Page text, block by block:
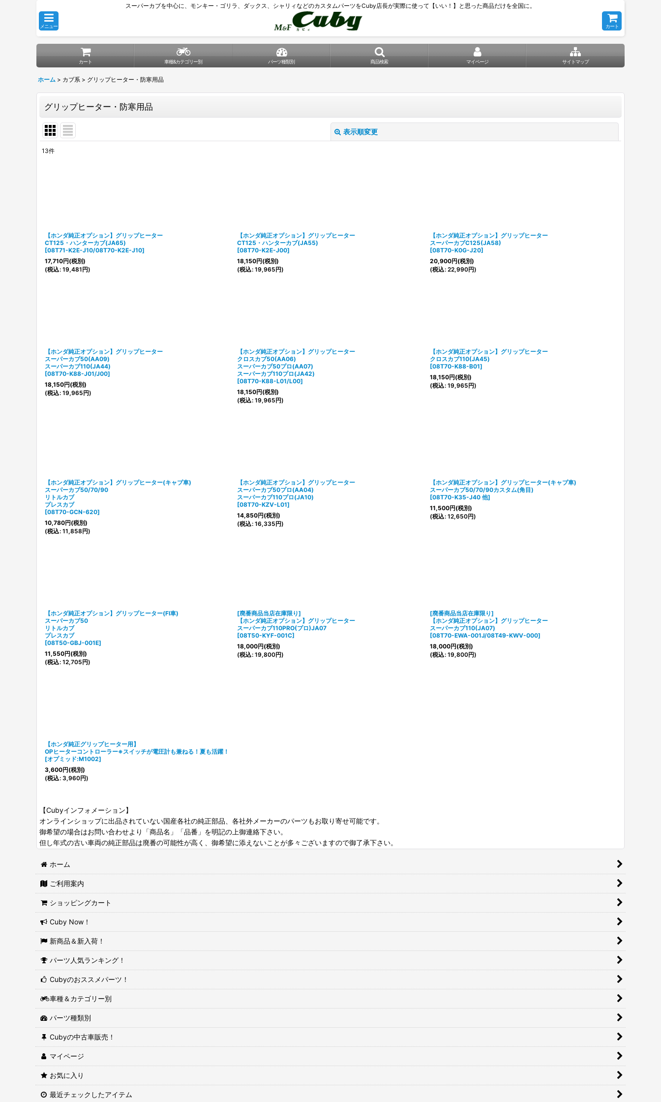
スーパーカブを中心に、モンキー・ゴリラ、ダックス、シャリィなどのカスタムパーツをCuby店長が実際に使って【いい！】と思った商品だけを全国に。
メニュー カート
カート 車種&カテゴリー別 パーツ種類別 商品検索 マイページ サイトマップ
ホーム > カブ系 > グリップヒーター・防寒用品
グリップヒーター・防寒用品
表示順変更
13件
【ホンダ純正オプション】グリップヒーター
CT125・ハンターカブ(JA65)
[08T71-K2E-J10/08T70-K2E-J10]
17,710円(税別)
(税込: 19,481円)
【ホンダ純正オプション】グリップヒーター
CT125・ハンターカブ(JA55)
[08T70-K2E-J00]
18,150円(税別)
(税込: 19,965円)
【ホンダ純正オプション】グリップヒーター
スーパーカブC125(JA58)
[08T70-K0G-J20]
20,900円(税別)
(税込: 22,990円)
【ホンダ純正オプション】グリップヒーター
スーパーカブ50(AA09)
スーパーカブ110(JA44)
[08T70-K88-J01/J00]
18,150円(税別)
(税込: 19,965円)
【ホンダ純正オプション】グリップヒーター
クロスカブ50(AA06)
スーパーカブ50プロ(AA07)
スーパーカブ110プロ(JA42)
[08T70-K88-L01/L00]
18,150円(税別)
(税込: 19,965円)
【ホンダ純正オプション】グリップヒーター
クロスカブ110(JA45)
[08T70-K88-B01]
18,150円(税別)
(税込: 19,965円)
【ホンダ純正オプション】グリップヒーター(キャブ車)
スーパーカブ50/70/90
リトルカブ
プレスカブ
[08T70-GCN-620]
10,780円(税別)
(税込: 11,858円)
【ホンダ純正オプション】グリップヒーター
スーパーカブ50プロ(AA04)
スーパーカブ110プロ(JA10)
[08T70-KZV-L01]
14,850円(税別)
(税込: 16,335円)
【ホンダ純正オプション】グリップヒーター(キャブ車)
スーパーカブ50/70/90カスタム(角目)
[08T70-K35-J40 他]
11,500円(税別)
(税込: 12,650円)
【ホンダ純正オプション】グリップヒーター(FI車)
スーパーカブ50
リトルカブ
プレスカブ
[08T50-GBJ-001E]
11,550円(税別)
(税込: 12,705円)
[廃番商品当店在庫限り]
【ホンダ純正オプション】グリップヒーター
スーパーカブ110PRO(プロ)JA07
[08T50-KYF-001C]
18,000円(税別)
(税込: 19,800円)
[廃番商品当店在庫限り]
【ホンダ純正オプション】グリップヒーター
スーパーカブ110(JA07)
[08T70-EWA-001J/08T49-KWV-000]
18,000円(税別)
(税込: 19,800円)
【ホンダ純正グリップヒーター用】
OPヒーターコントローラー※スイッチが電圧計も兼ねる！夏も活躍！
[オプミッド:M1002]
3,600円(税別)
(税込: 3,960円)
【Cubyインフォメーション】
オンラインショップに出品されていない国産各社の純正部品、各社外メーカーのパーツもお取り寄せ可能です。
御希望の場合はお問い合わせより「商品名」「品番」を明記の上御連絡下さい。
但し年式の古い車両の純正部品は廃番の可能性が高く、御希望に添えないことが多々ございますので御了承下さい。
ホーム
ご利用案内
ショッピングカート
Cuby Now！
新商品＆新入荷！
パーツ人気ランキング！
Cubyのおススメパーツ！
車種＆カテゴリー別
パーツ種類別
Cubyの中古車販売！
マイページ
お気に入り
最近チェックしたアイテム